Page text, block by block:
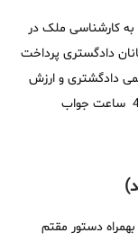
به کارشناسی ملک در
دادگستری پرداخت
دادگشتری و ارزش
گذاری ملک شروع میشود و معمولا بعد از مدت 48 ساعت جواب
دستور مقتم